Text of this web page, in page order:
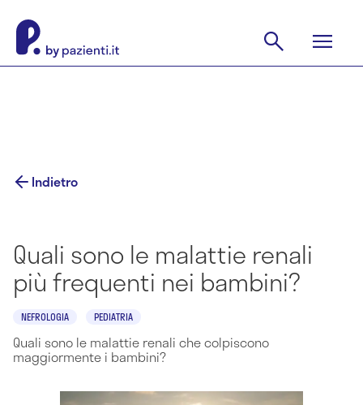
Indietro
Quali sono le malattie renali
più frequenti nei bambini?
NEFROLOGIA PEDIATRIA
Quali sono le malattie renali che colpiscono
maggiormente i bambini?